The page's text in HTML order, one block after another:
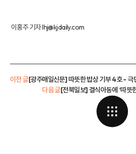
이홍주 기자 lhj@kjdaily.com
이전 글
[전북일보] 결식아동에 ‘따뜻
다음 글